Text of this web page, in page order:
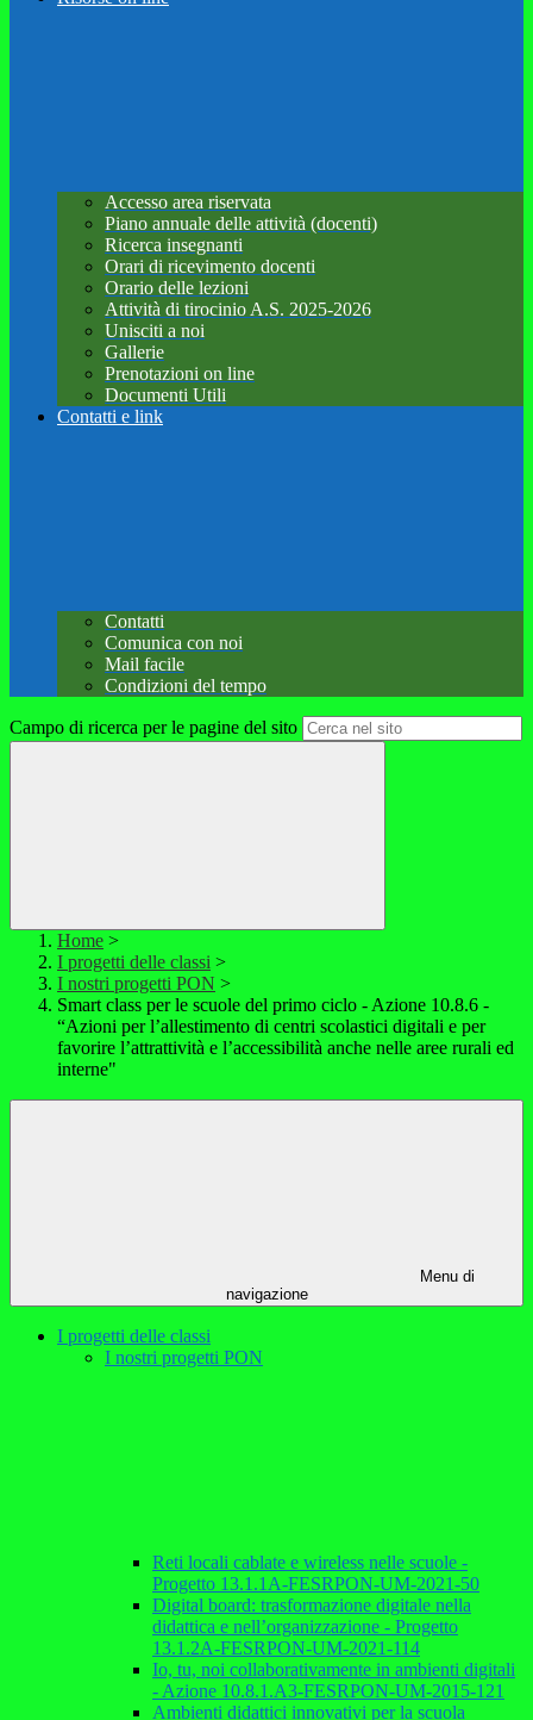
Accesso area riservata
Piano annuale delle attività (docenti)
Ricerca insegnanti
Orari di ricevimento docenti
Orario delle lezioni
Attività di tirocinio A.S. 2025-2026
Unisciti a noi
Gallerie
Prenotazioni on line
Documenti Utili
Contatti e link
Contatti
Comunica con noi
Mail facile
Condizioni del tempo
Campo di ricerca per le pagine del sito
Home >
I progetti delle classi >
I nostri progetti PON >
Smart class per le scuole del primo ciclo - Azione 10.8.6 -
“Azioni per l’allestimento di centri scolastici digitali e per
favorire l’attrattività e l’accessibilità anche nelle aree rurali ed
interne"
Menu di
navigazione
I progetti delle classi
I nostri progetti PON
Reti locali cablate e wireless nelle scuole -
Progetto 13.1.1A-FESRPON-UM-2021-50
Digital board: trasformazione digitale nella
didattica e nell’organizzazione - Progetto
13.1.2A-FESRPON-UM-2021-114
Io, tu, noi collaborativamente in ambienti digitali
- Azione 10.8.1.A3-FESRPON-UM-2015-121
Ambienti didattici innovativi per la scuola